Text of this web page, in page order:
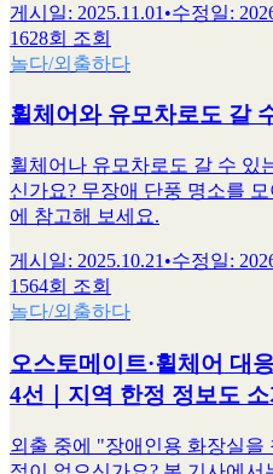
게시일: 2025.11.01 •수정일:
1628회 조회
놀다/외출하다
휠체어와 유모차로도 갈
휠체어나 유모차로도 갈 수 있
신가요? 무장애 단풍 명소를
에 참고해 보세요.
게시일: 2025.10.21 •수정일:
1564회 조회
놀다/외출하다
오스토메이트·휠체어 대
4선｜지역 한정 정보도 소
외출 중에 "장애인용 화장실을